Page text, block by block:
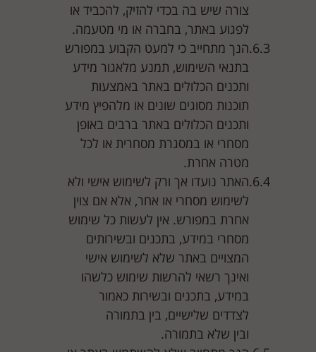
צורה שיש בה בכדי להזיק, להכביד או
לפגוע באתר, בחברה או מי מטעמה.
הנך מתחייב כי למעט הקבוע במפורש
בתנאי השימוש, תמנע מלאגור מידע
ותכנים הכלולים באתר באמצעות
תוכנות מסוגים שונים או מלהפיץ מידע
ותכנים הכלולים באתר ברבים באופן
מסחרי או במסגרת מסחרית או לכל
מטרה אחרת.
האתר נועדו אך ורק לשימוש אישי ולא
לשימוש מסחרי או אחר, אלא אם צוין
אחרת במפורש. אין לעשות כל שימוש
מסחרי במידע, בתכנים ובשירותים
המצויים באתר שלא לשימוש אישי
ואינך רשאי להרשות שימוש כלשהו
במידע, בתכנים ובשירות כאמור
לצדדים שלישיים, בין בתמורה
ובין שלא בתמורה.